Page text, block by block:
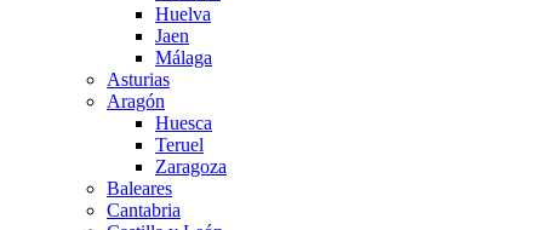
Huelva
Jaen
Málaga
Asturias
Aragón
Huesca
Teruel
Zaragoza
Baleares
Cantabria